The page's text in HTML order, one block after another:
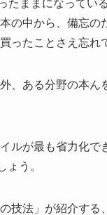
たままになって
の中から、備忘
ったことさえ忘れ
、ある分野の本
ルが最も省力化
ょう。
の技法」が紹介す